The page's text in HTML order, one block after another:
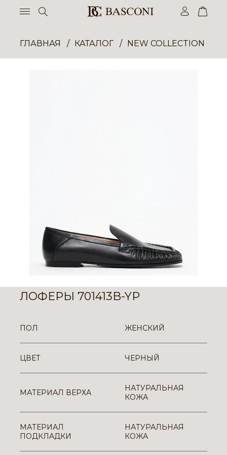
ГЛАВНАЯ КАТАЛОГ NEW COLLECTION
ЛОФЕРЫ 701413B-YP
ПОЛ ЖЕНСКИЙ
ЦВЕТ ЧЕРНЫЙ
МАТЕРИАЛ ВЕРХА
НАТУРАЛЬНАЯ
КОЖА
МАТЕРИАЛ
ПОДКЛАДКИ
НАТУРАЛЬНАЯ
КОЖА